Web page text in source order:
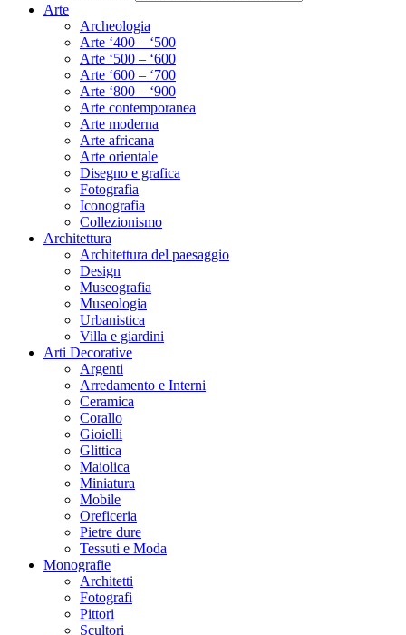
Arte
Archeologia
Arte ‘400 – ‘500
Arte ‘500 – ‘600
Arte ‘600 – ‘700
Arte ‘800 – ‘900
Arte contemporanea
Arte moderna
Arte africana
Arte orientale
Disegno e grafica
Fotografia
Iconografia
Collezionismo
Architettura
Architettura del paesaggio
Design
Museografia
Museologia
Urbanistica
Villa e giardini
Arti Decorative
Argenti
Arredamento e Interni
Ceramica
Corallo
Gioielli
Glittica
Maiolica
Miniatura
Mobile
Oreficeria
Pietre dure
Tessuti e Moda
Monografie
Architetti
Fotografi
Pittori
Scultori